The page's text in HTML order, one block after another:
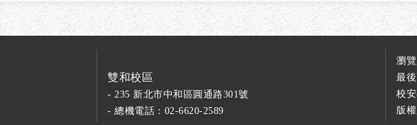
雙和校區
- 235 新北市中和區圓通路301號
- 總機電話：02-6620-2589
瀏
最
校
版